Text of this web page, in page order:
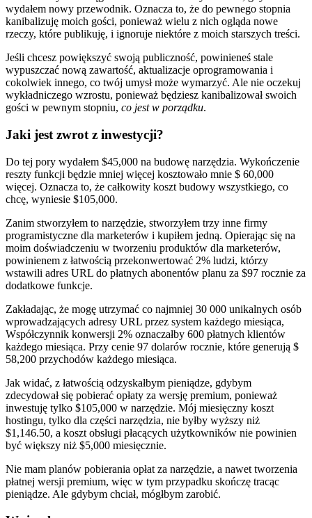
wydałem nowy przewodnik. Oznacza to, że do pewnego stopnia
kanibalizuję moich gości, ponieważ wielu z nich ogląda nowe
rzeczy, które publikuję, i ignoruje niektóre z moich starszych treści.
Jeśli chcesz powiększyć swoją publiczność, powinieneś stale
wypuszczać nową zawartość, aktualizacje oprogramowania i
cokolwiek innego, co twój umysł może wymarzyć. Ale nie oczekuj
wykładniczego wzrostu, ponieważ będziesz kanibalizował swoich
gości w pewnym stopniu, co jest w porządku.
Jaki jest zwrot z inwestycji?
Do tej pory wydałem $45,000 na budowę narzędzia. Wykończenie
reszty funkcji będzie mniej więcej kosztowało mnie $ 60,000
więcej. Oznacza to, że całkowity koszt budowy wszystkiego, co
chcę, wyniesie $105,000.
Zanim stworzyłem to narzędzie, stworzyłem trzy inne firmy
programistyczne dla marketerów i kupiłem jedną. Opierając się na
moim doświadczeniu w tworzeniu produktów dla marketerów,
powinienem z łatwością przekonwertować 2% ludzi, którzy
wstawili adres URL do płatnych abonentów planu za $97 rocznie za
dodatkowe funkcje.
Zakładając, że mogę utrzymać co najmniej 30 000 unikalnych osób
wprowadzających adresy URL przez system każdego miesiąca,
Współczynnik konwersji 2% oznaczałby 600 płatnych klientów
każdego miesiąca. Przy cenie 97 dolarów rocznie, które generują $
58,200 przychodów każdego miesiąca.
Jak widać, z łatwością odzyskałbym pieniądze, gdybym
zdecydował się pobierać opłaty za wersję premium, ponieważ
inwestuję tylko $105,000 w narzędzie. Mój miesięczny koszt
hostingu, tylko dla części narzędzia, nie byłby wyższy niż
$1,146.50, a koszt obsługi płacących użytkowników nie powinien
być większy niż $5,000 miesięcznie.
Nie mam planów pobierania opłat za narzędzie, a nawet tworzenia
płatnej wersji premium, więc w tym przypadku skończę tracąc
pieniądze. Ale gdybym chciał, mógłbym zarobić.